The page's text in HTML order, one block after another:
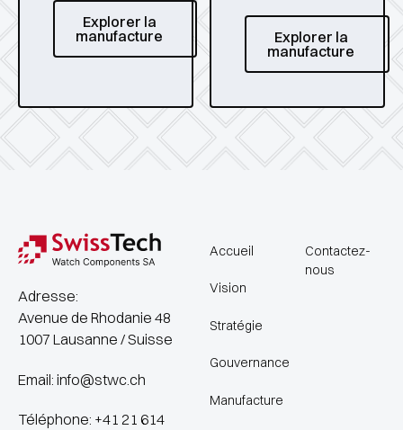
Explorer la
manufacture
Explorer la
manufacture
Adresse:
Avenue de Rhodanie 48
1007 Lausanne / Suisse
Email: info@stwc.ch
Téléphone: +41 21 614
Accueil
Vision
Stratégie
Gouvernance
Manufacture
Contactez-
nous